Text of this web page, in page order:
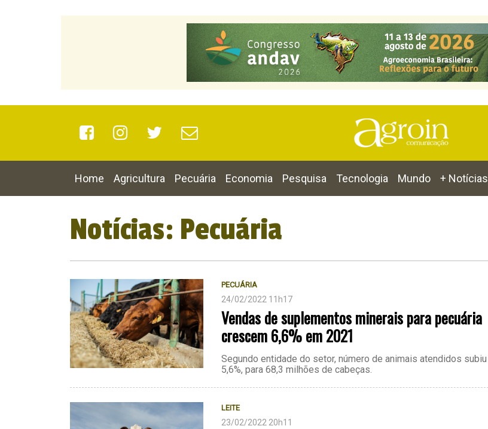
Home Agricultura Pecuária Economia Pesquisa Tecnologia Mundo + Notícias
Notícias: Pecuária
PECUÁRIA
24/02/2022 11h17
Vendas de suplementos minerais para pecuária
crescem 6,6% em 2021
Segundo entidade do setor, número de animais atendidos subiu
5,6%, para 68,3 milhões de cabeças.
LEITE
23/02/2022 20h11